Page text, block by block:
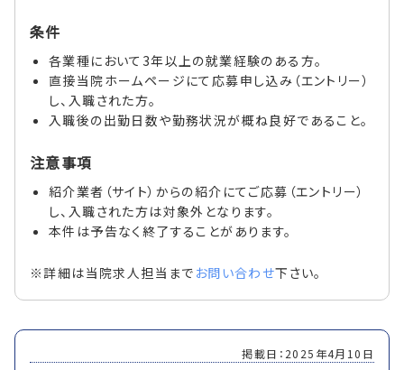
条件
各業種において3年以上の就業経験のある方。
直接当院ホームページにて応募申し込み（エントリー）
し、入職された方。
入職後の出勤日数や勤務状況が概ね良好であること。
注意事項
紹介業者（サイト）からの紹介にてご応募（エントリー）
し、入職された方は対象外となります。
本件は予告なく終了することがあります。
※詳細は当院求人担当まで お問い合わせ下さい。
掲載日：2025年4月10日